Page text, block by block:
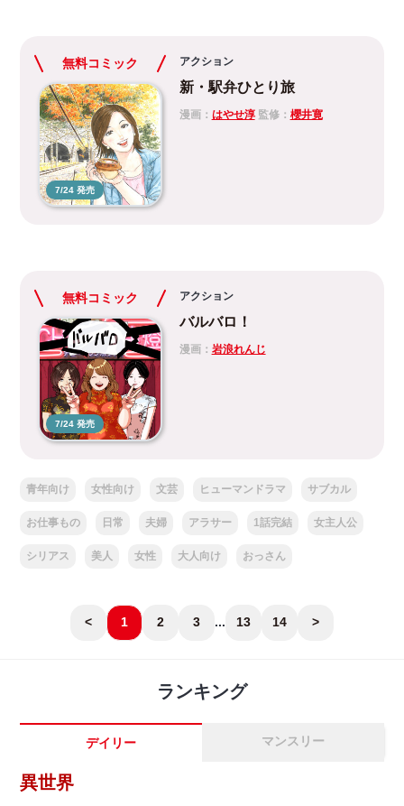
無料コミック
7/24 発売
アクション
新・駅弁ひとり旅
漫画： はやせ淳監修： 櫻井寛
無料コミック
7/24 発売
アクション
バルバロ！
漫画： 岩浪れんじ
青年向け 女性向け 文芸 ヒューマンドラマ サブカル
お仕事もの 日常 夫婦 アラサー 1話完結 女主人公
シリアス 美人 女性 大人向け おっさん
< 1 2 3 ... 13 14 >
ランキング
デイリー マンスリー
異世界